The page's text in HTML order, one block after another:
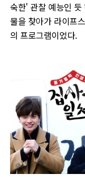
숙한' 관찰 예능인 듯
물을 찾아가 라이프
의 프로그램이었다.